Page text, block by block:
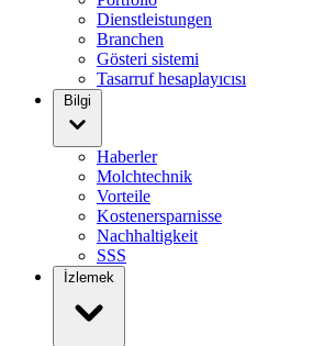
Dienstleistungen
Branchen
Gösteri sistemi
Tasarruf hesaplayıcısı
Bilgi
Haberler
Molchtechnik
Vorteile
Kostenersparnisse
Nachhaltigkeit
SSS
İzlemek